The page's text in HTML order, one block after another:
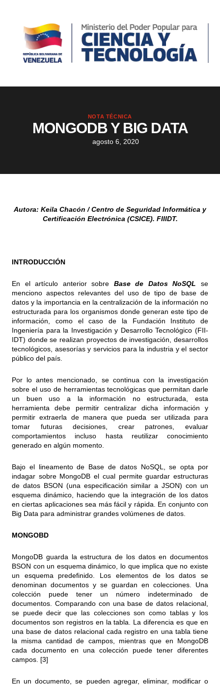
NOTA TÉCNICA
MONGODB Y BIG DATA
agosto 6, 2020
Autora: Keila Chacón / Centro de Seguridad Informática y
Certificación Electrónica (CSICE). FIIIDT.
INTRODUCCIÓN
En el artículo anterior sobre Base de Datos NoSQL se
menciono aspectos relevantes del uso de tipo de base de
datos y la importancia en la centralización de la información no
estructurada para los organismos donde generan este tipo de
información, como el caso de la Fundación Instituto de
Ingeniería para la Investigación y Desarrollo Tecnológico (FII-
IDT) donde se realizan proyectos de investigación, desarrollos
tecnológicos, asesorías y servicios para la industria y el sector
público del país.
Por lo antes mencionado, se continua con la investigación
sobre el uso de herramientas tecnológicas que permitan darle
un buen uso a la información no estructurada, esta
herramienta debe permitir centralizar dicha información y
permitir extraerla de manera que pueda ser utilizada para
tomar futuras decisiones, crear patrones, evaluar
comportamientos incluso hasta reutilizar conocimiento
generado en algún momento.
Bajo el lineamento de Base de datos NoSQL, se opta por
indagar sobre MongoDB el cual permite guardar estructuras
de datos BSON (una especificación similar aJSON) con un
esquema dinámico, haciendo que la integración de los datos
en ciertas aplicaciones sea más fácil y rápida. En conjunto con
Big Data para administrar grandes volúmenes de datos.
MONGOBD
MongoDB guarda la estructura de los datos en documentos
BSON con un esquema dinámico, lo que implica que no existe
un esquema predefinido. Los elementos de los datos se
denominan documentos y se guardan en colecciones. Una
colección puede tener un número indeterminado de
documentos. Comparando con una base de datos relacional,
se puede decir que las colecciones son como tablas y los
documentos son registros en la tabla. La diferencia es que en
una base de datos relacional cada registro en una tabla tiene
la misma cantidad de campos, mientras que en MongoDB
cada documento en una colección puede tener diferentes
campos. [3]
En un documento, se pueden agregar, eliminar, modificar o